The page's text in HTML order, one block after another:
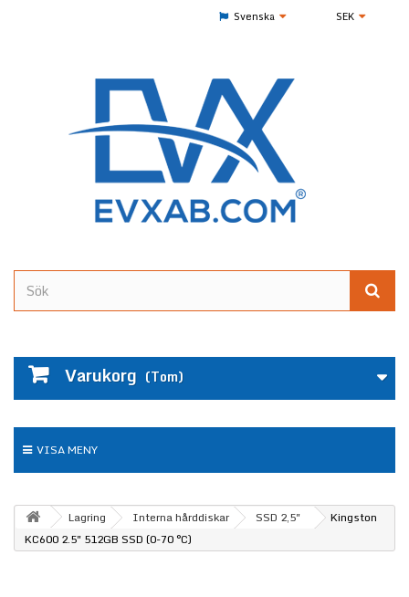
SEK
Svenska
Varukorg (Tom)
VISA MENY
Lagring Interna hårddiskar SSD 2,5"
Kingston
KC600 2.5" 512GB SSD (0-70 °C)